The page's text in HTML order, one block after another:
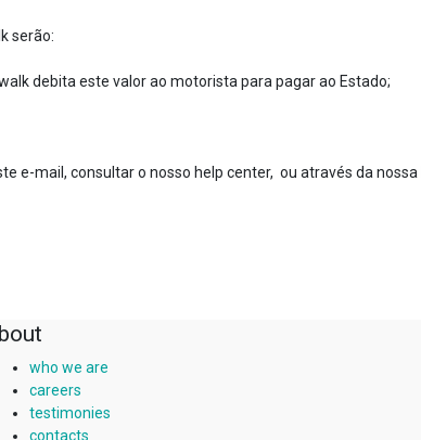
serão:
debita este valor ao motorista para pagar ao Estado;
e-mail, consultar o nosso help center, ou através da nossa
who we are
careers
testimonies
contacts